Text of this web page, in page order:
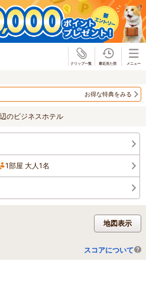
お得な特典をみる
のビジネスホテル
1部屋 大人1名
地図表示
スコアについて